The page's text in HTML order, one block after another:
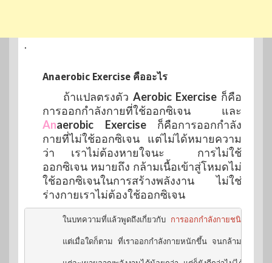
.
Anaerobic Exercise คืออะไร
ถ้าแปลตรงตัว Aerobic Exercise ก็คือ
การออกกำลังกายที่ใช้ออกซิเจน และ
Anaerobic Exerciseก็คือการออกกำลัง
กายที่ไม่ใช้ออกซิเจน แต่ไม่ได้หมายความ
ว่า เราไม่ต้องหายใจนะ การไม่ใช้
ออกซิเจน หมายถึง กล้ามเนื้อเข้าสู่โหมดไม่
ใช้ออกซิเจนในการสร้างพลังงาน ไม่ใช่
ร่างกายเราไม่ต้องใช้ออกซิเจน
    ในบทความที่แล้วพูดถึงเกี่ยวกับ
การออกกำลังกายชนิดแอโรบิ
แต่เมื่อใดก็ตาม ที่เราออกกำลังกายหนักขึ้น จนกล้ามเนื้อดึง